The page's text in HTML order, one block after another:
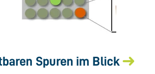
Spuren im Blick